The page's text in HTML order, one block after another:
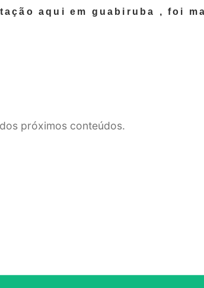
aqui em guabiruba , foi
próximos conteúdos.